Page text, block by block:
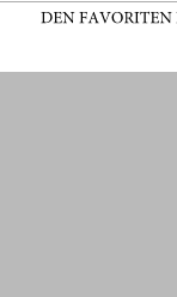
DEN FAVORITEN